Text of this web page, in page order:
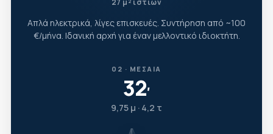
27 μ² ιστίων
Απλά ηλεκτρικά, λίγες επισκευές. Συντήρηση από ~100
€/μήνα. Ιδανική αρχή για έναν μελλοντικό ιδιοκτήτη.
02 · ΜΕΣΑΊΑ
32′
9,75 μ · 4,2 τ